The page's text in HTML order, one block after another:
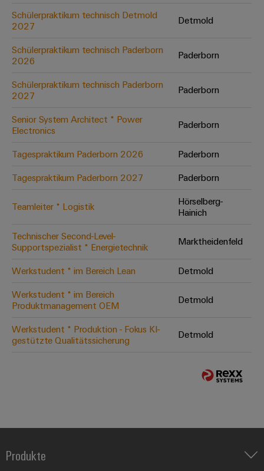
Digital
auf einem
neuen Niveau
unkompliziert,
Schülerpraktikum technisch Detmold
2027
Detmold
Schülerpraktikum technisch Paderborn
2026
Paderborn
Schülerpraktikum technisch Paderborn
2027
Paderborn
Senior System Architect * Power
Electronics
Paderborn
Tagespraktikum Paderborn 2026
Paderborn
Tagespraktikum Paderborn 2027
Paderborn
Teamleiter * Logistik
Hörselberg-
Hainich
Technischer Second-Level-
Supportspezialist * Energietechnik
Marktheidenfeld
Werkstudent * im Bereich Lean
Detmold
Werkstudent * im Bereich
Produktmanagement OEM
Detmold
Werkstudent * Produktion - Fokus KI-
gestützte Qualitätssicherung
Detmold
Produkte